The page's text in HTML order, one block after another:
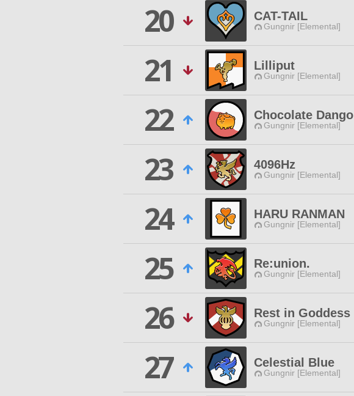
20
CAT-TAIL
Gungnir [Elemental]
21
Lilliput
Gungnir [Elemental]
22
Chocolate Dango
Gungnir [Elemental]
23
4096Hz
Gungnir [Elemental]
24
HARU RANMAN
Gungnir [Elemental]
25
Re:union.
Gungnir [Elemental]
26
Rest in Goddess
Gungnir [Elemental]
27
Celestial Blue
Gungnir [Elemental]